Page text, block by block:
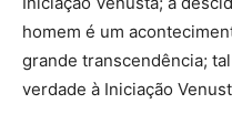
homem é um
grande transcendência;
verdade à Iniciação